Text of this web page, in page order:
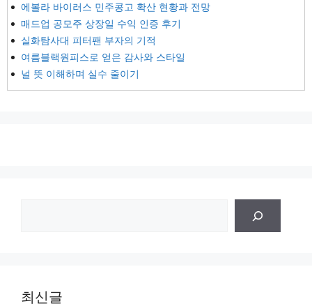
에볼라 바이러스 민주콩고 확산 현황과 전망
매드업 공모주 상장일 수익 인증 후기
실화탐사대 피터팬 부자의 기적
여름블랙원피스로 얻은 감사와 스타일
널 뜻 이해하며 실수 줄이기
최신글